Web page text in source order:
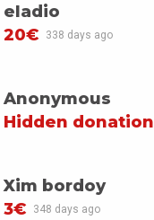
eladio
20€
338 days ago
Anonymous
Hidden donation
Xim bordoy
3€
348 days ago